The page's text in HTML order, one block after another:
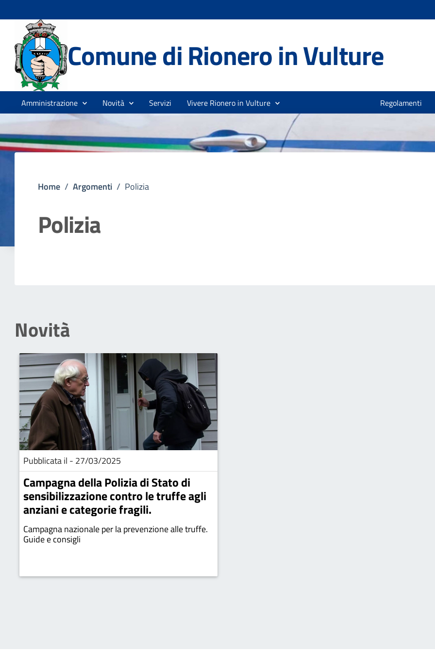
Comune di Rionero in Vulture
Amministrazione Novità Servizi Vivere Rionero in Vulture Regolamenti
Home / Argomenti / Polizia
Polizia
Novità
Pubblicata il - 27/03/2025
Campagna della Polizia di Stato di
sensibilizzazione contro le truffe agli
anziani e categorie fragili.
Campagna nazionale per la prevenzione alle truffe.
Guide e consigli